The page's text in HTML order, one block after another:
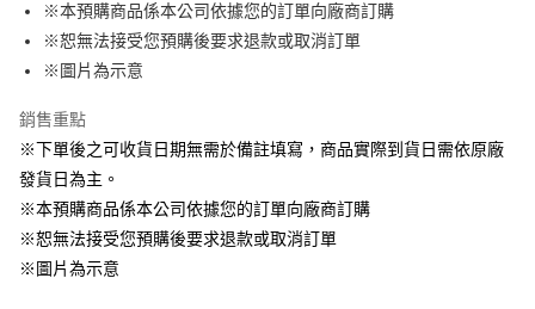
ATM付款
貨到付款
運送方式
全家取貨付款
每筆NT$65，滿NT$1,300(含以上)免運費
付款後全家取貨
每筆NT$65，滿NT$1,300(含以上)免運費
※本預購商品係本公司依據您的訂單向廠商訂購
※恕無法接受您預購後要求退款或取消訂單
※圖片為示意
銷售重點
※下單後之可收貨日期無需於備註填寫，商品實際到貨日需依原廠
發貨日為主。
※本預購商品係本公司依據您的訂單向廠商訂購
※恕無法接受您預購後要求退款或取消訂單
※圖片為示意